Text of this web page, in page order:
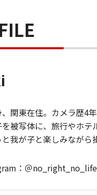
関東在住。カメラ歴4
被写体に、旅行やホ
我が子と楽しみながら
：＠no_right_no_life